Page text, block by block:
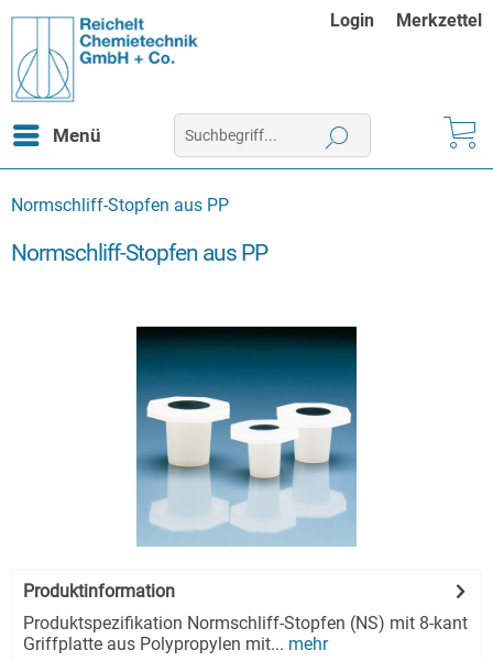
Login Merkzettel
Menü
Normschliff-Stopfen aus PP
Normschliff-Stopfen aus PP
Produktinformation
Produktspezifikation Normschliff-Stopfen (NS) mit 8-kant
Griffplatte aus Polypropylen mit... mehr